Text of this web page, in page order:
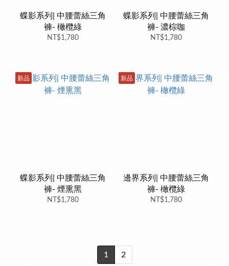
蝶影系列| 中腰蕾絲三角
褲- 橄欖綠
NT$1,780
蝶影系列| 中腰蕾絲三角
褲- 濃棕咖
NT$1,780
新品
蝶影系列| 中腰蕾絲三角
褲- 煙熏黑
NT$1,780
新品
邊界系列| 中腰蕾絲三角
褲- 橄欖綠
NT$1,780
1 2